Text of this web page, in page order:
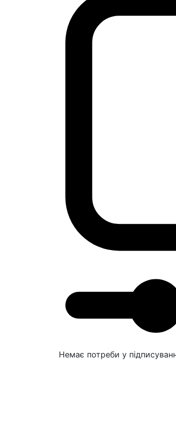
Немає потреби у